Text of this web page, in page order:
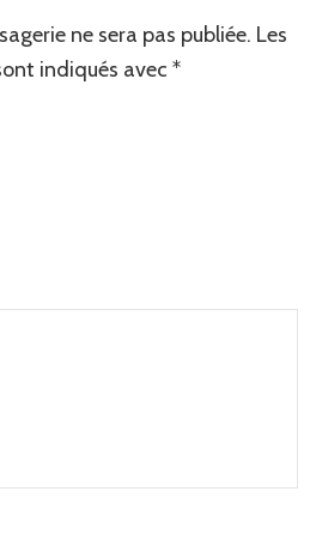
ne sera pas publiée. Les
indiqués avec *